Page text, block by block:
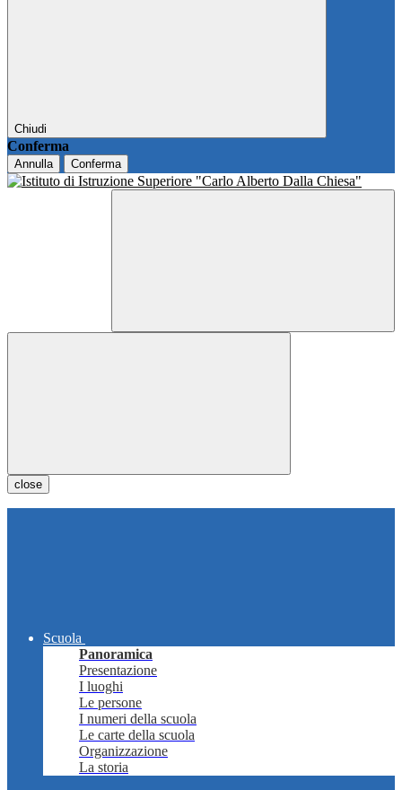
Chiudi
Conferma
Annulla Conferma
close
Scuola
Panoramica
Presentazione
I luoghi
Le persone
I numeri della scuola
Le carte della scuola
Organizzazione
La storia